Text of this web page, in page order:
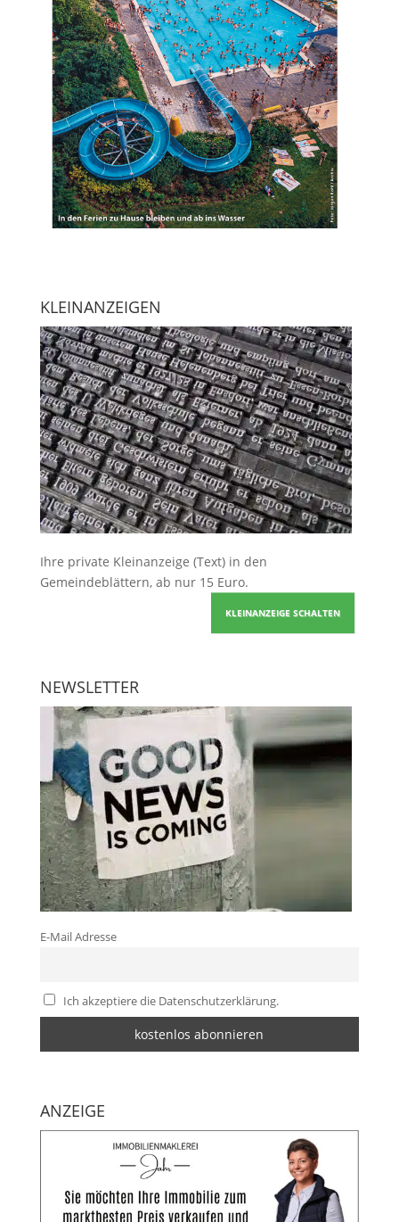
KLEINANZEIGEN
Ihre private Kleinanzeige (Text) in den
Gemeindeblättern, ab nur 15 Euro.
KLEINANZEIGE SCHALTEN
NEWSLETTER
E-Mail Adresse
Ich akzeptiere die Datenschutzerklärung.
ANZEIGE